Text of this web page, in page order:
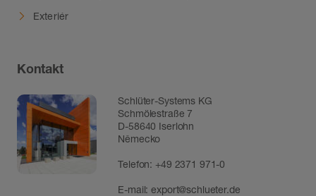
Exteriér
Kontakt
Schlüter-Systems KG
Schmölestraße 7
D-58640 Iserlohn
Německo
Telefon:+49 2371 971-0
E-mail:export@schlueter.de